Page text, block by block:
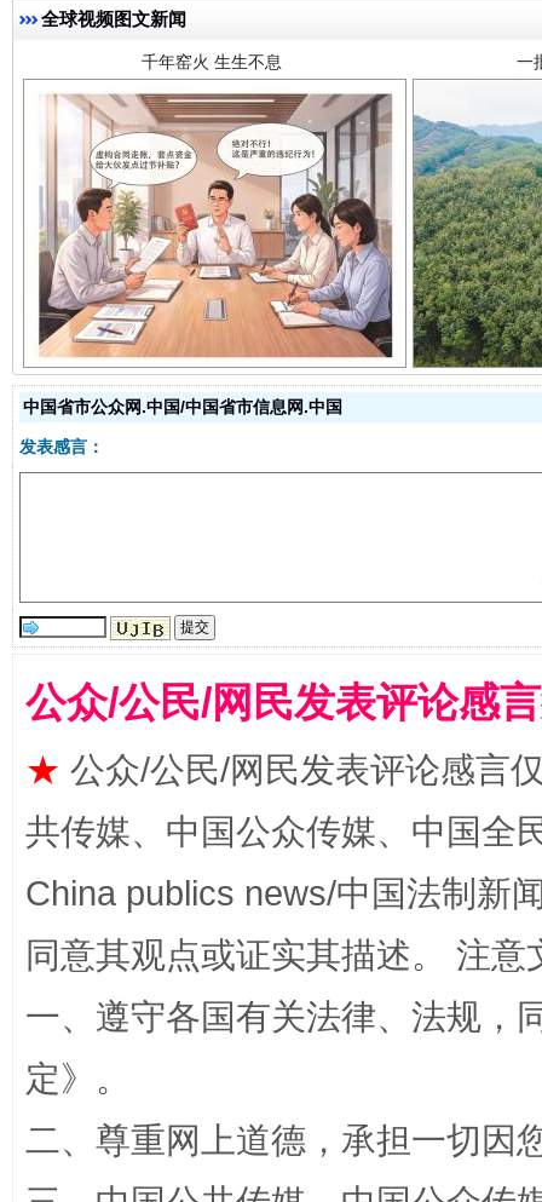
全球视频图文新闻
揭开“小金库”的免责幌子
全民健身五年计划来了！等你上场
中国省市公众网.中国/中国省市信息网.中国
发表感言：
公众/公民/网民发表评论感
★ 公众/公民/网民发表评论感言
共传媒、中国公众传媒、中国全
China publics news/中国法制新
同意其观点或证实其描述。 注
一、遵守各国有关法律、法规，
定》。
二、尊重网上道德，承担一切因